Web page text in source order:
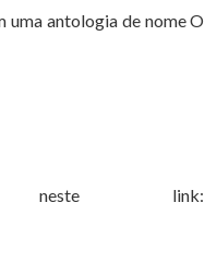
uma antologia de nome O
link: